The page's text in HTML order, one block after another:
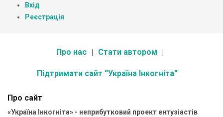
Вхід
Реєстрація
Про нас Стати автором
Підтримати сайт “Україна Інкогніта”
Про сайт
«Україна Інкогніта» - неприбутковий проект ентузіастів